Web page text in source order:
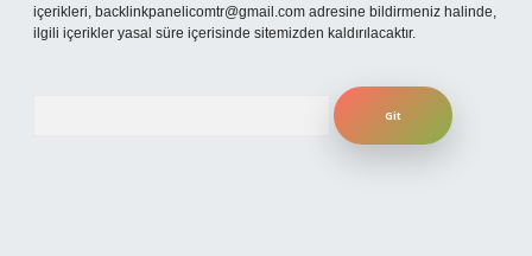
içerikleri, backlinkpanelicomtr@gmail.com adresine bildirmeniz halinde,
ilgili içerikler yasal süre içerisinde sitemizden kaldırılacaktır.